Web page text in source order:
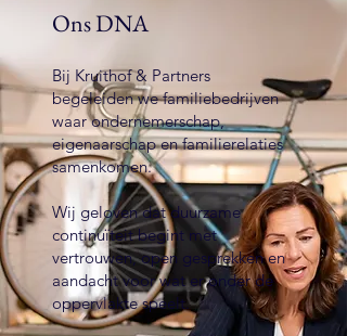
Ons DNA
Bij Kruithof & Partners
begeleiden we familiebedrijven
waar ondernemerschap,
eigenaarschap en familierelaties
samenkomen.
Wij geloven dat duurzame
continuïteit begint met
vertrouwen, open gesprekken en
aandacht voor wat er onder de
oppervlakte speelt.